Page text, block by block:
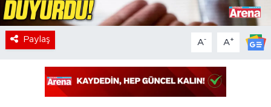
Paylaş A- A+